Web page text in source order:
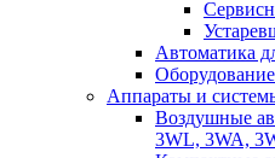
Автоматика
Аппараты и
Воздушные
3WL, 3WA,